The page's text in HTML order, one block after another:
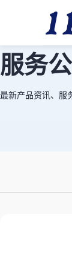
服务
最新产品资讯、服